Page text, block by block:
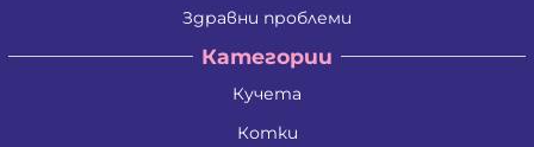
Здравни проблеми
Категории
Кучета
Котки